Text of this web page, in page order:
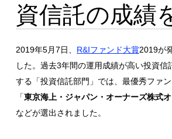
資信託の成績
2019年5月7日、 R&Iファンド大賞2019が
した。過去3年間の運用成績が高い投資信
する「投資信託部門」では、最優秀ファ
「東京海上・ジャパン・オーナーズ株式
などが選出されました。